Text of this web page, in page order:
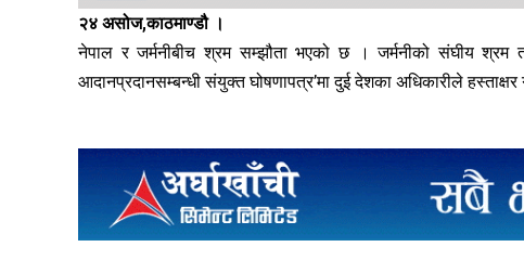
२४ असोज,काठमाण्डौ ।
नेपाल र जर्मनीबीच श्रम सम्झौता भएको छ । जर्मनीको संघीय श्रम
आदानप्रदानसम्बन्धी संयुक्त घोषणापत्र’मा दुई देशका अधिकारीले